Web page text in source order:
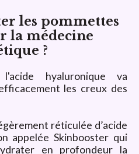
les pommettes
la médecine
?
hyaluronique va
les creux des
réticulée d’acide
appelée Skinbooster qui
en profondeur la